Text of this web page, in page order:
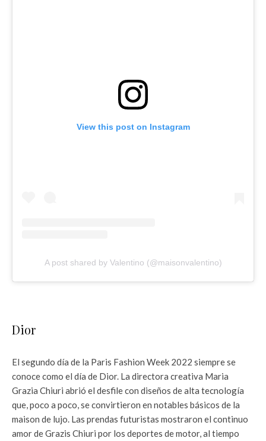
View this post on Instagram
A post shared by Valentino (@maisonvalentino)
Dior
El segundo día de la Paris Fashion Week 2022 siempre se
conoce como el día de Dior. La directora creativa Maria
Grazia Chiuri abrió el desfile con diseños de alta tecnología
que, poco a poco, se convirtieron en notables básicos de la
maison de lujo. Las prendas futuristas mostraron el continuo
amor de Grazis Chiuri por los deportes de motor, al tiempo